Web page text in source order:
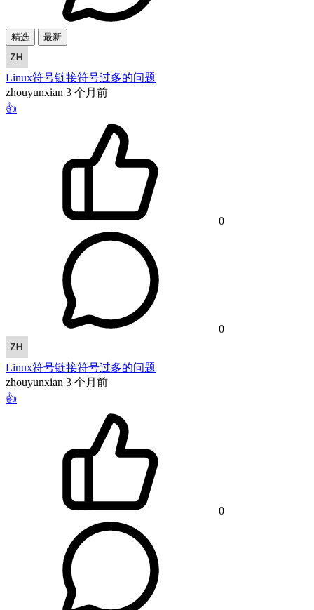
精选 最新
Linux符号链接符号过多的问题
zhouyunxian 3 个月前
👍
0
0
Linux符号链接符号过多的问题
zhouyunxian 3 个月前
👍
0